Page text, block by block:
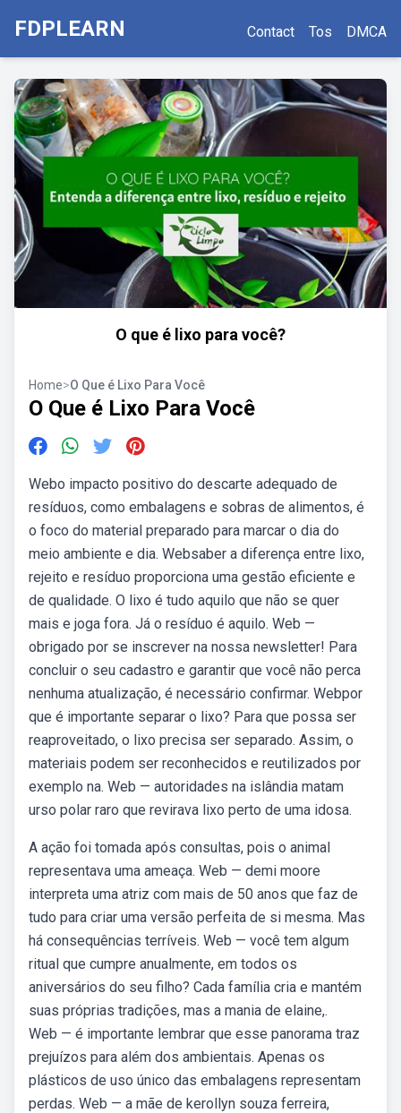
FDPLEARN Contact Tos DMCA
O que é lixo para você?
Home>O Que é Lixo Para Você
O Que é Lixo Para Você
Webo impacto positivo do descarte adequado de
resíduos, como embalagens e sobras de alimentos, é
o foco do material preparado para marcar o dia do
meio ambiente e dia. Websaber a diferença entre lixo,
rejeito e resíduo proporciona uma gestão eficiente e
de qualidade. O lixo é tudo aquilo que não se quer
mais e joga fora. Já o resíduo é aquilo. Web —
obrigado por se inscrever na nossa newsletter! Para
concluir o seu cadastro e garantir que você não perca
nenhuma atualização, é necessário confirmar. Webpor
que é importante separar o lixo? Para que possa ser
reaproveitado, o lixo precisa ser separado. Assim, o
materiais podem ser reconhecidos e reutilizados por
exemplo na. Web — autoridades na islândia matam
urso polar raro que revirava lixo perto de uma idosa.
A ação foi tomada após consultas, pois o animal
representava uma ameaça. Web — demi moore
interpreta uma atriz com mais de 50 anos que faz de
tudo para criar uma versão perfeita de si mesma. Mas
há consequências terríveis. Web — você tem algum
ritual que cumpre anualmente, em todos os
aniversários do seu filho? Cada família cria e mantém
suas próprias tradições, mas a mania de elaine,.
Web — é importante lembrar que esse panorama traz
prejuízos para além dos ambientais. Apenas os
plásticos de uso único das embalagens representam
perdas. Web — a mãe de kerollyn souza ferreira,